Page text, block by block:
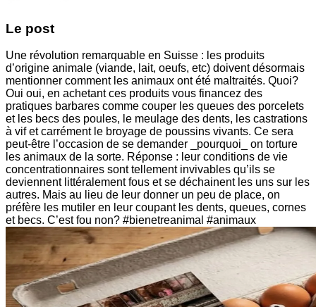
Le post
Une révolution remarquable en Suisse : les produits
d’origine animale (viande, lait, oeufs, etc) doivent désormais
mentionner comment les animaux ont été maltraités. Quoi?
Oui oui, en achetant ces produits vous financez des
pratiques barbares comme couper les queues des porcelets
et les becs des poules, le meulage des dents, les castrations
à vif et carrément le broyage de poussins vivants. Ce sera
peut-être l’occasion de se demander _pourquoi_ on torture
les animaux de la sorte. Réponse : leur conditions de vie
concentrationnaires sont tellement invivables qu’ils se
deviennent littéralement fous et se déchainent les uns sur les
autres. Mais au lieu de leur donner un peu de place, on
préfère les mutiler en leur coupant les dents, queues, cornes
et becs. C’est fou non? #bienetreanimal #animaux